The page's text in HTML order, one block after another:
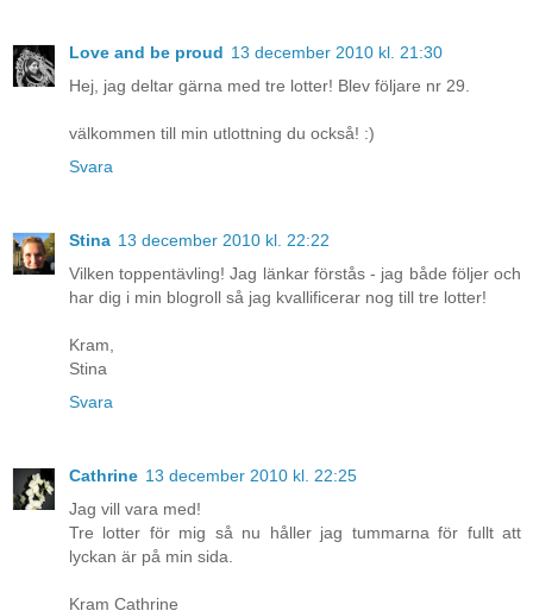
Love and be proud 13 december 2010 kl. 21:30
Hej, jag deltar gärna med tre lotter! Blev följare nr 29.
välkommen till min utlottning du också! :)
Svara
Stina 13 december 2010 kl. 22:22
Vilken toppentävling! Jag länkar förstås - jag både följer och
har dig i min blogroll så jag kvallificerar nog till tre lotter!
Kram,
Stina
Svara
Cathrine 13 december 2010 kl. 22:25
Jag vill vara med!
Tre lotter för mig så nu håller jag tummarna för fullt att
lyckan är på min sida.
Kram Cathrine